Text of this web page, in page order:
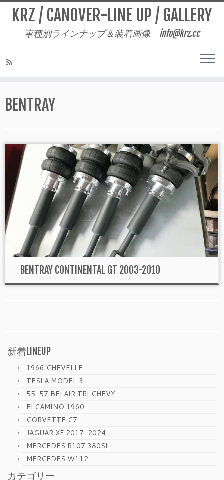
to
content
KRZ / CANOVER-LINE UP / GALLERY
車種別ラインナップ＆装着画像 info@krz.cc
BENTRAY
BENTRAY CONTINENTAL GT 2003-2010
新着LINEUP
1966 CHEVELLE
TESLA MODEL 3
55-57 BELAIR TRI CHEVY
ELCAMINO 1960
CORVETTE C7
JAGUAR XF 2017-2024
MERCEDES R107 380SL
MERCEDES W112
カテゴリー